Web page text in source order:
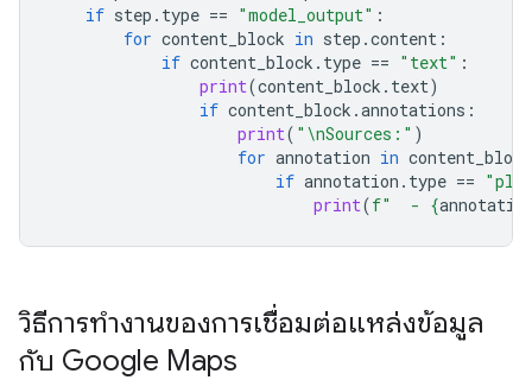
if step . type == "model_output" :
for content_block in step .content :
if content_block . type == "text" :
print(content_block . text)
if content_block .annotations :
print( " \nSources:" )
for annotation in content_block
if annotation . type ==
print(f"  - {
วิธีการทำงานของการเชื่อมต่อแหล่งข้อมูล
กับ Google Maps